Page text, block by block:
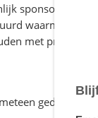
sponsorpagina,
waarmee je je
met praktische
gedurende